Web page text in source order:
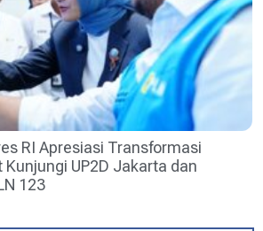
RI Apresiasi Transformasi
Kunjungi UP2D Jakarta dan
123